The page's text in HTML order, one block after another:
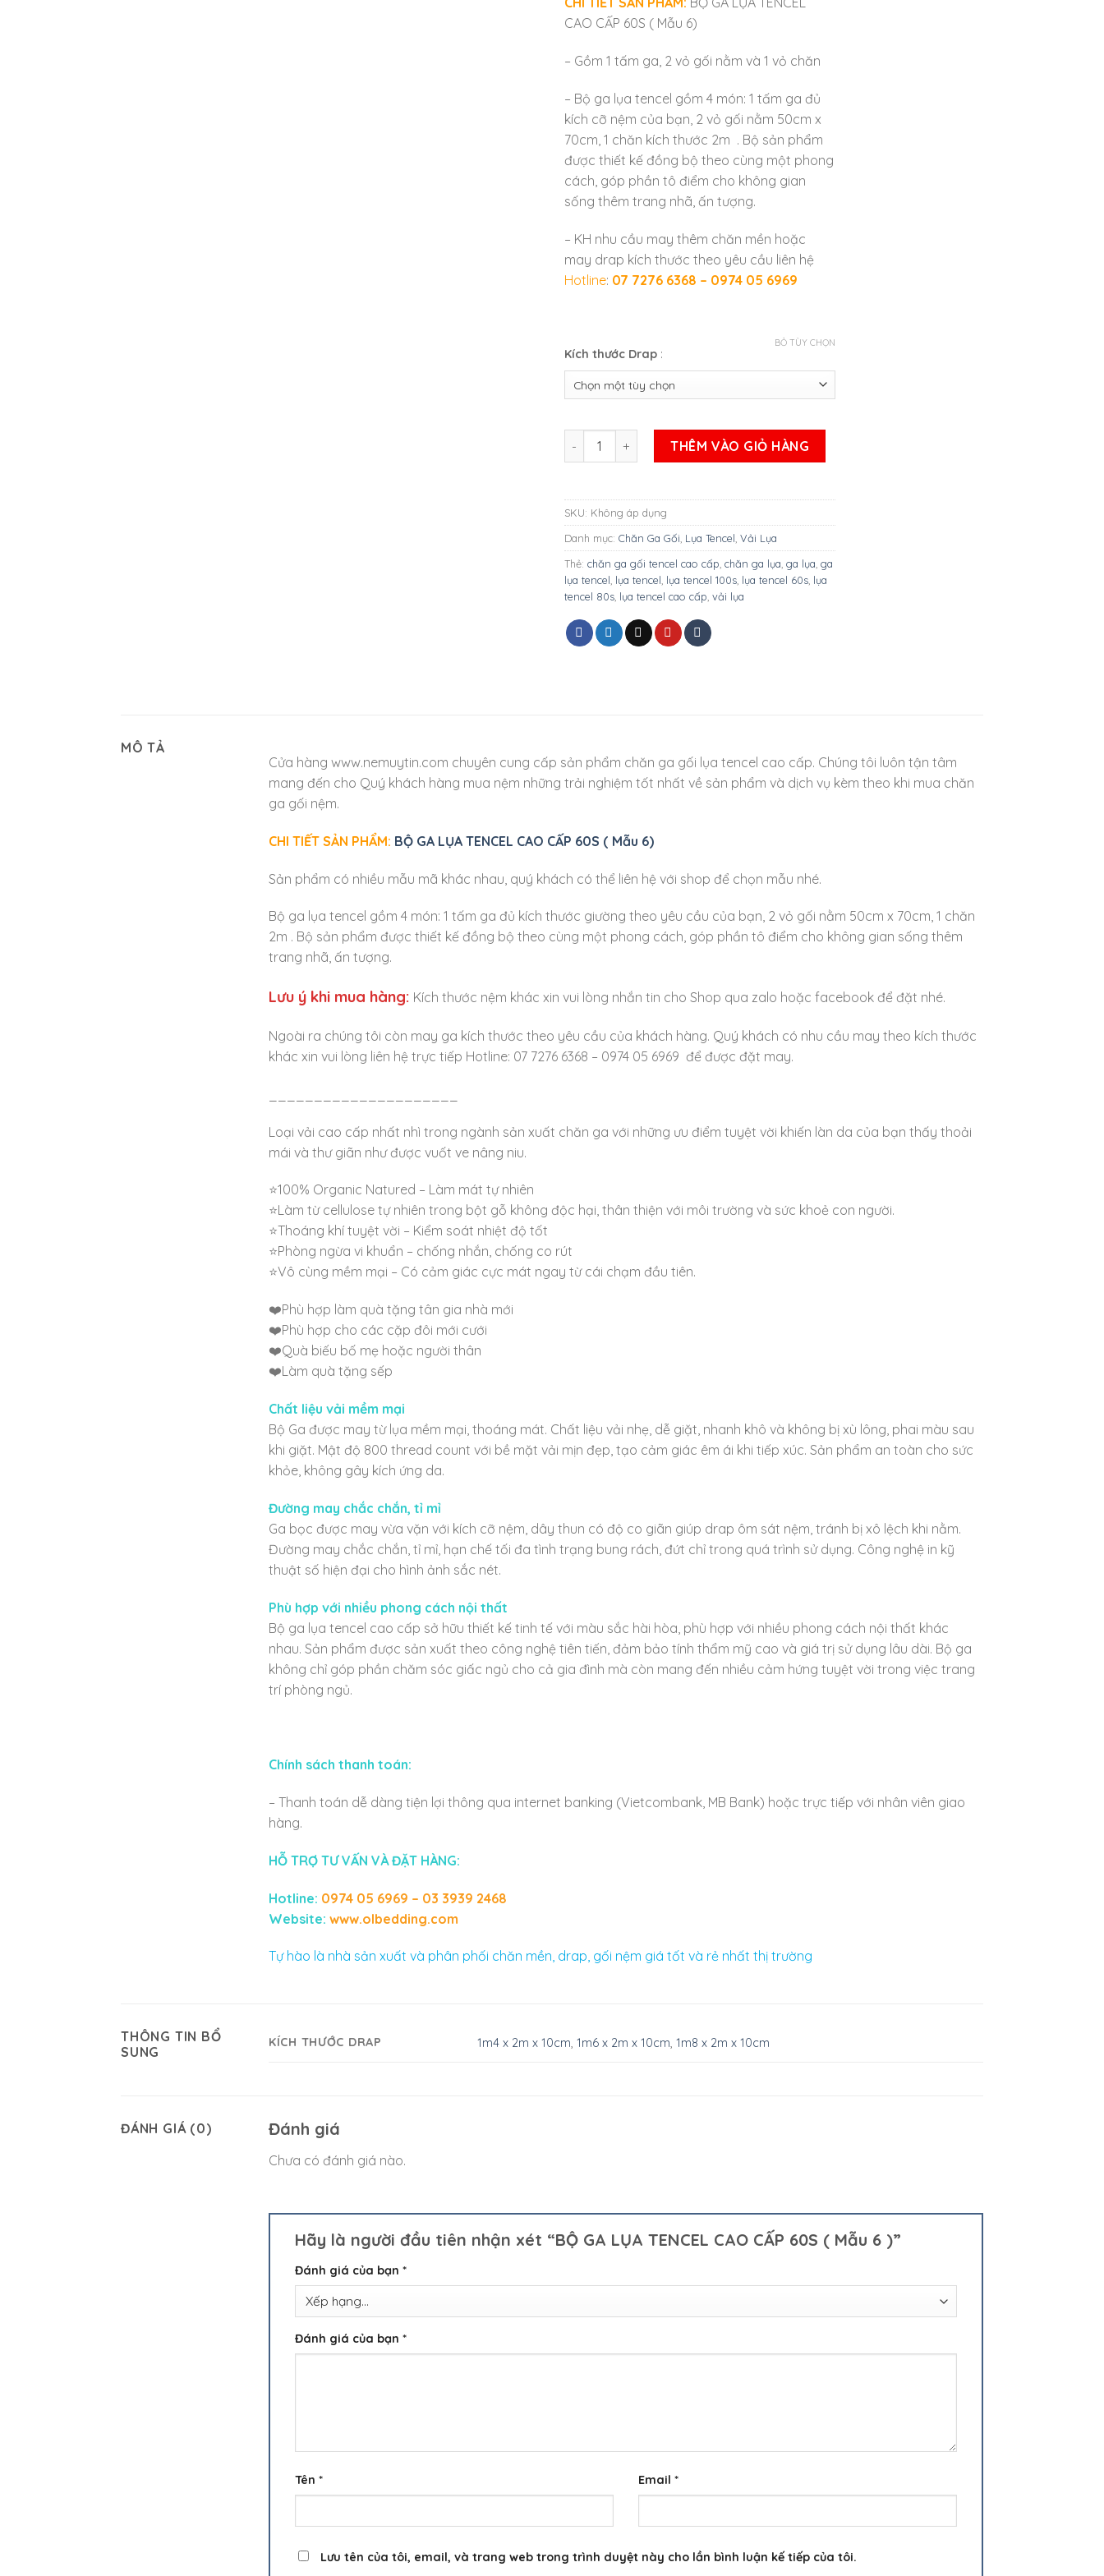
CAO CẤP 60S ( Mẫu 6)
– Gồm 1 tấm ga, 2 vỏ gối nằm và 1 vỏ chăn
– Bộ ga lụa tencel gồm 4 món: 1 tấm ga đủ
kích cỡ nệm của bạn, 2 vỏ gối nằm 50cm x
70cm, 1 chăn kích thước 2m . Bộ sản phẩm
được thiết kế đồng bộ theo cùng một phong
cách, góp phần tô điểm cho không gian
sống thêm trang nhã, ấn tượng.
– KH nhu cầu may thêm chăn mền hoặc
may drap kích thước theo yêu cầu liên hệ
Hotline: 07 7276 6368 – 0974 05 6969
Kích thước Drap :
BỎ TÙY CHỌN
BỘ GA LỤA TENCEL CAO CẤP 60S ( Mẫu 6 ) số lượng
THÊM VÀO GIỎ HÀNG
SKU: Không áp dụng
Danh mục: Chăn Ga Gối, Lụa Tencel, Vải Lụa
Thẻ: chăn ga gối tencel cao cấp, chăn ga lụa, ga lụa, ga
lụa tencel, lụa tencel, lụa tencel 100s, lụa tencel 60s, lụa
tencel 80s, lụa tencel cao cấp, vải lụa
MÔ TẢ
Cửa hàng www.nemuytin.com chuyên cung cấp sản phẩm chăn ga gối lụa tencel cao cấp. Chúng tôi luôn tận tâm
mang đến cho Quý khách hàng mua nệm những trải nghiệm tốt nhất về sản phẩm và dịch vụ kèm theo khi mua chăn
ga gối nệm.
CHI TIẾT SẢN PHẨM: BỘ GA LỤA TENCEL CAO CẤP 60S ( Mẫu 6)
Sản phẩm có nhiều mẫu mã khác nhau, quý khách có thể liên hệ với shop để chọn mẫu nhé.
Bộ ga lụa tencel gồm 4 món: 1 tấm ga đủ kích thước giường theo yêu cầu của bạn, 2 vỏ gối nằm 50cm x 70cm, 1 chăn
2m . Bộ sản phẩm được thiết kế đồng bộ theo cùng một phong cách, góp phần tô điểm cho không gian sống thêm
trang nhã, ấn tượng.
Lưu ý khi mua hàng: Kích thước nệm khác xin vui lòng nhắn tin cho Shop qua zalo hoặc facebook để đặt nhé.
Ngoài ra chúng tôi còn may ga kích thước theo yêu cầu của khách hàng. Quý khách có nhu cầu may theo kích thước
khác xin vui lòng liên hệ trực tiếp Hotline: 07 7276 6368 – 0974 05 6969 để được đặt may.
Loại vải cao cấp nhất nhì trong ngành sản xuất chăn ga với những ưu điểm tuyệt vời khiến làn da của bạn thấy thoải
mái và thư giãn như được vuốt ve nâng niu.
⭐100% Organic Natured – Làm mát tự nhiên
⭐Làm từ cellulose tự nhiên trong bột gỗ không độc hại, thân thiện với môi trường và sức khoẻ con người.
⭐Thoáng khí tuyệt vời – Kiểm soát nhiệt độ tốt
⭐Phòng ngừa vi khuẩn – chống nhắn, chống co rút
⭐Vô cùng mềm mại – Có cảm giác cực mát ngay từ cái chạm đầu tiên.
❤️Phù hợp làm quà tặng tân gia nhà mới
❤️Phù hợp cho các cặp đôi mới cưới
❤️Quà biếu bố mẹ hoặc người thân
❤️Làm quà tặng sếp
Chất liệu vải mềm mại
Bộ Ga được may từ lụa mềm mại, thoáng mát. Chất liệu vải nhẹ, dễ giặt, nhanh khô và không bị xù lông, phai màu sau
khi giặt. Mật độ 800 thread count với bề mặt vải mịn đẹp, tạo cảm giác êm ái khi tiếp xúc. Sản phẩm an toàn cho sức
khỏe, không gây kích ứng da.
Đường may chắc chắn, tỉ mỉ
Ga bọc được may vừa vặn với kích cỡ nệm, dây thun có độ co giãn giúp drap ôm sát nệm, tránh bị xô lệch khi nằm.
Đường may chắc chắn, tỉ mỉ, hạn chế tối đa tình trạng bung rách, đứt chỉ trong quá trình sử dụng. Công nghệ in kỹ
thuật số hiện đại cho hình ảnh sắc nét.
Phù hợp với nhiều phong cách nội thất
Bộ ga lụa tencel cao cấp sở hữu thiết kế tinh tế với màu sắc hài hòa, phù hợp với nhiều phong cách nội thất khác
nhau. Sản phẩm được sản xuất theo công nghệ tiên tiến, đảm bảo tính thẩm mỹ cao và giá trị sử dụng lâu dài. Bộ ga
không chỉ góp phần chăm sóc giấc ngủ cho cả gia đình mà còn mang đến nhiều cảm hứng tuyệt vời trong việc trang
trí phòng ngủ.
Chính sách thanh toán:
– Thanh toán dễ dàng tiện lợi thông qua internet banking (Vietcombank, MB Bank) hoặc trực tiếp với nhân viên giao
hàng.
HỖ TRỢ TƯ VẤN VÀ ĐẶT HÀNG:
Hotline: 0974 05 6969 – 03 3939 2468
Website: www.olbedding.com
Tự hào là nhà sản xuất và phân phối chăn mền, drap, gối nệm giá tốt và rẻ nhất thị trường
THÔNG TIN BỔ
SUNG
KÍCH THƯỚC DRAP 1m4 x 2m x 10cm,1m6 x 2m x 10cm,1m8 x 2m x 10cm
ĐÁNH GIÁ (0) Đánh giá
Chưa có đánh giá nào.
Hãy là người đầu tiên nhận xét “BỘ GA LỤA TENCEL CAO CẤP 60S ( Mẫu 6 )”
Đánh giá của bạn *
Đánh giá của bạn *
Tên * Email *
Lưu tên của tôi, email, và trang web trong trình duyệt này cho lần bình luận kế tiếp của tôi.